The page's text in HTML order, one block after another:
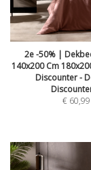
2e -50% |
140x200 Cm
Discounter -
€ 60,99